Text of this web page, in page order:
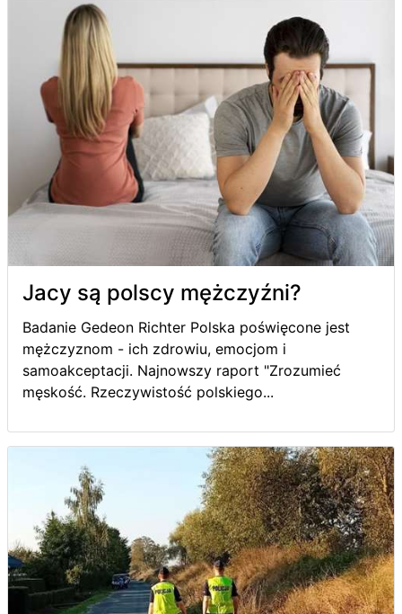
Jacy są polscy mężczyźni?
Badanie Gedeon Richter Polska poświęcone jest
mężczyznom - ich zdrowiu, emocjom i
samoakceptacji. Najnowszy raport "Zrozumieć
męskość. Rzeczywistość polskiego...